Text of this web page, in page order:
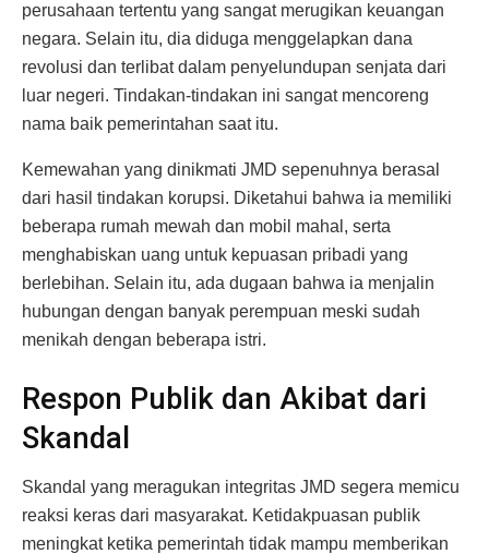
perusahaan tertentu yang sangat merugikan keuangan
negara. Selain itu, dia diduga menggelapkan dana
revolusi dan terlibat dalam penyelundupan senjata dari
luar negeri. Tindakan-tindakan ini sangat mencoreng
nama baik pemerintahan saat itu.
Kemewahan yang dinikmati JMD sepenuhnya berasal
dari hasil tindakan korupsi. Diketahui bahwa ia memiliki
beberapa rumah mewah dan mobil mahal, serta
menghabiskan uang untuk kepuasan pribadi yang
berlebihan. Selain itu, ada dugaan bahwa ia menjalin
hubungan dengan banyak perempuan meski sudah
menikah dengan beberapa istri.
Respon Publik dan Akibat dari
Skandal
Skandal yang meragukan integritas JMD segera memicu
reaksi keras dari masyarakat. Ketidakpuasan publik
meningkat ketika pemerintah tidak mampu memberikan